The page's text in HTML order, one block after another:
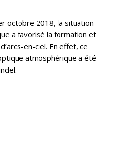
octobre 2018, la situation
a favorisé la formation et
en-ciel. En effet, ce
atmosphérique a été